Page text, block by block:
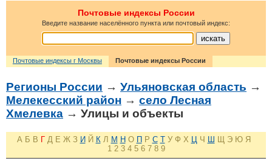
Почтовые индексы России
Введите название населённого пункта или почтовый индекс:
Почтовые индексы г Москвы Почтовые индексы России
Регионы России → Ульяновская область →
Мелекесский район → село Лесная
Хмелевка → Улицы и объекты
А Б В Г Д Е Ж З И Й К Л М Н О П Р С Т У Ф Х Ц Ч Ш Щ Э Ю Я
1 2 3 4 5 6 7 8 9